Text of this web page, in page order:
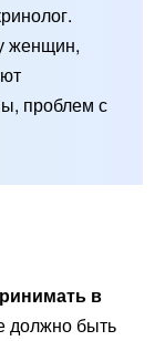
женщин,
проблем с
в
должно быть